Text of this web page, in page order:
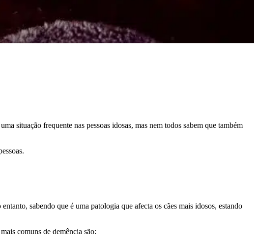
situação frequente nas pessoas idosas, mas nem todos sabem que também
sabendo que é uma patologia que afecta os cães mais idosos, estando
comuns de demência são: